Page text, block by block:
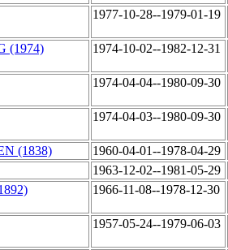
1977-10-28--1979-01-19
(1974) 1974-10-02--1982-12-31
1974-04-04--1980-09-30
1974-04-03--1980-09-30
(1838) 1960-04-01--1978-04-29
1963-12-02--1981-05-29
1966-11-08--1978-12-30
1957-05-24--1979-06-03